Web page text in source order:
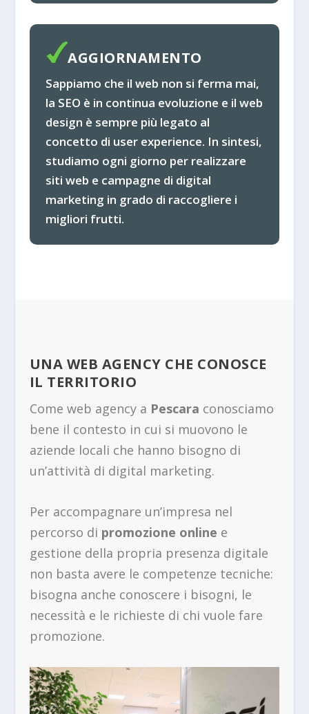
AGGIORNAMENTO
Sappiamo che il web non si ferma mai,
la SEO è in continua evoluzione e il web
design è sempre più legato al
concetto di user experience. In sintesi,
studiamo ogni giorno per realizzare
siti web e campagne di digital
marketing in grado di raccogliere i
migliori frutti.
UNA WEB AGENCY CHE CONOSCE
IL TERRITORIO
Come web agency a Pescara conosciamo
bene il contesto in cui si muovono le
aziende locali che hanno bisogno di
un’attività di digital marketing.
Per accompagnare un’impresa nel
percorso di promozione online e
gestione della propria presenza digitale
non basta avere le competenze tecniche:
bisogna anche conoscere i bisogni, le
necessità e le richieste di chi vuole fare
promozione.